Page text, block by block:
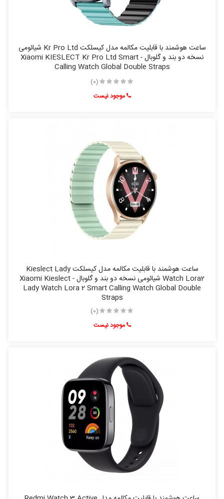
ساعت هوشمند با قابلیت مکالمه مدل کیسلکت Kr Pro Ltd شیائومی
نسخه دو بند و گلوبال - Xiaomi KIESLECT Kr Pro Ltd Smart
Calling Watch Global Double Straps
(0)
موجود نیست
ساعت هوشمند با قابلیت مکالمه مدل کیسلکت Kieslect Lady
Watch Lora2 شیائومی نسخه دو بند و گلوبال - Xiaomi Kieslect
Lady Watch Lora 2 Smart Calling Watch Global Double
Straps
(0)
موجود نیست